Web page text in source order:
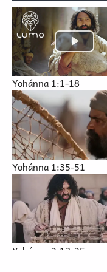
Yohánna 1:1-18
Yohánna 1:35-51
Yohánna 2:13-25